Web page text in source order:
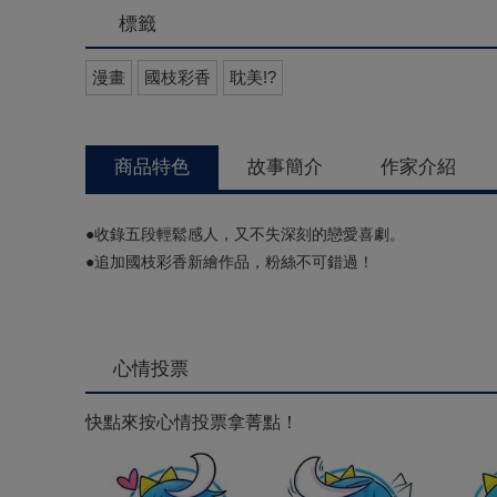
標籤
漫畫 國枝彩香 耽美!?
商品特色 故事簡介 作家介紹
●收錄五段輕鬆感人，又不失深刻的戀愛喜劇。
●追加國枝彩香新繪作品，粉絲不可錯過！
心情投票
快點來按心情投票拿菁點！